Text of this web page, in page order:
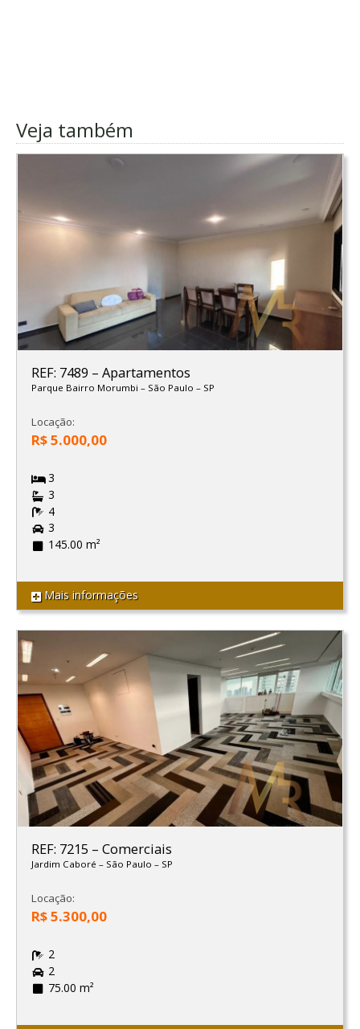
Veja também
REF: 7489 – Apartamentos
Parque Bairro Morumbi – São Paulo – SP
Locação:
R$ 5.000,00
3
3
4
3
145.00 m²
Mais informações
REF: 7215 – Comerciais
Jardim Caboré – São Paulo – SP
Locação:
R$ 5.300,00
2
2
75.00 m²